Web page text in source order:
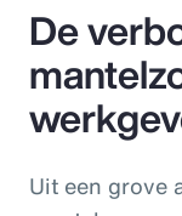
De
Uit een grove